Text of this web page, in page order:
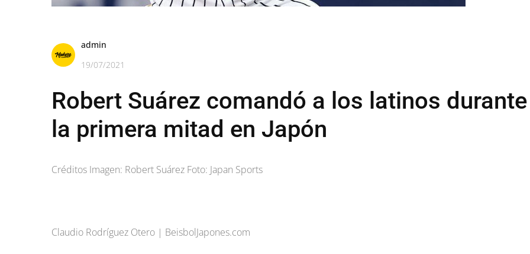
admin
19/07/2021
Robert Suárez comandó a los latinos durante
la primera mitad en Japón
Créditos Imagen: Robert Suárez Foto: Japan Sports
Claudio Rodríguez Otero | BeisbolJapones.com